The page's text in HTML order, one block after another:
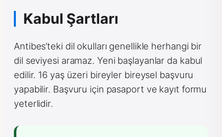
Kabul Şartları
Antibes’teki dil okulları genellikle herhangi bir
dil seviyesi aramaz. Yeni başlayanlar da kabul
edilir. 16 yaş üzeri bireyler bireysel başvuru
yapabilir. Başvuru için pasaport ve kayıt formu
yeterlidir.